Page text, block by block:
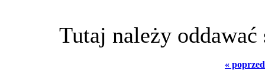
Tutaj należy
«